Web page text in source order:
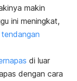
makin
ini meningkat,
tendangan
di luar
dengan cara